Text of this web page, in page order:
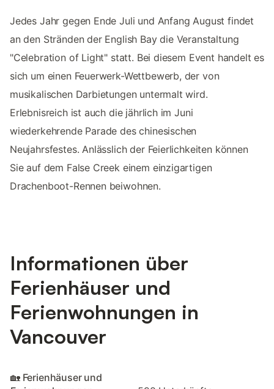
Jedes Jahr gegen Ende Juli und Anfang August findet
an den Stränden der English Bay die Veranstaltung
"Celebration of Light" statt. Bei diesem Event handelt es
sich um einen Feuerwerk-Wettbewerb, der von
musikalischen Darbietungen untermalt wird.
Erlebnisreich ist auch die jährlich im Juni
wiederkehrende Parade des chinesischen
Neujahrsfestes. Anlässlich der Feierlichkeiten können
Sie auf dem False Creek einem einzigartigen
Drachenboot-Rennen beiwohnen.
Informationen über
Ferienhäuser und
Ferienwohnungen in
Vancouver
🏡 Ferienhäuser und